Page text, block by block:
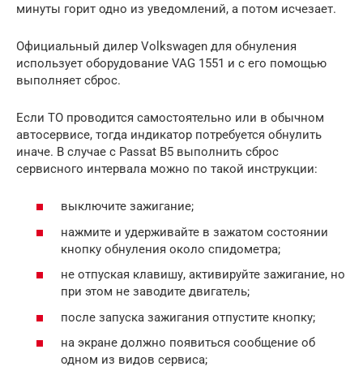
минуты горит одно из уведомлений, а потом исчезает.
Официальный дилер Volkswagen для обнуления
использует оборудование VAG 1551 и с его помощью
выполняет сброс.
Если ТО проводится самостоятельно или в обычном
автосервисе, тогда индикатор потребуется обнулить
иначе. В случае с Passat B5 выполнить сброс
сервисного интервала можно по такой инструкции:
выключите зажигание;
нажмите и удерживайте в зажатом состоянии
кнопку обнуления около спидометра;
не отпуская клавишу, активируйте зажигание, но
при этом не заводите двигатель;
после запуска зажигания отпустите кнопку;
на экране должно появиться сообщение об
одном из видов сервиса;